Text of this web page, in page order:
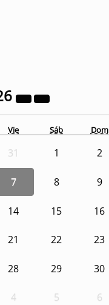
Vie Sáb Dom
31 1 2
7 8 9
14 15 16
21 22 23
28 29 30
4 5 6